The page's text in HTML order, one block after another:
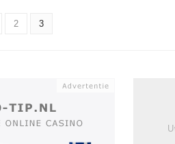
2 3